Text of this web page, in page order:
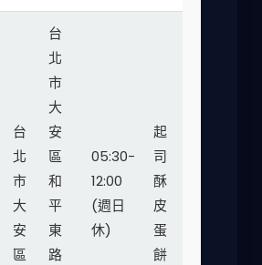
台
北
市
大
安
區
台
北
市
大
安
區
和
平
東
路
05:30-
12:00
(週日
休)
起
司
酥
皮
蛋
餅